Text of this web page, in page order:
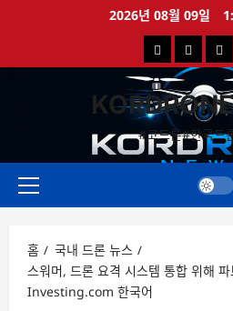
로
2026년 08월 09일
국
내
드
론
뉴
해
외
드
론
뉴
드
영
상
#코드론#한국드
주
홈
국내 드론 뉴스
스워머, 드론 요격 시스템 통합 위해
Investing.com 한국어